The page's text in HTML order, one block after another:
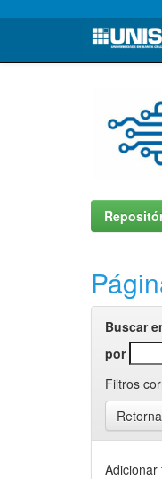
Skip
Buscar
por
Filtros
Adicionar